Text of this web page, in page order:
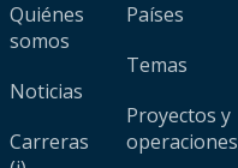
Quiénes
somos
Noticias
Carreras
Países
Temas
Proyectos y
operaciones